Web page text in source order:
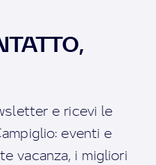
e ricevi le
eventi e
vacanza, i migliori